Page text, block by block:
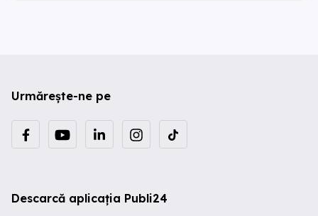
Urmărește-ne pe
Descarcă aplicația Publi24